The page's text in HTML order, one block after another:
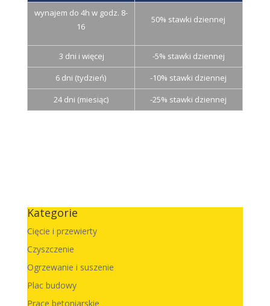
wynajem do 4h w godz. 8-
16
50% stawki dziennej
3 dni i więcej
-5% stawki dziennej
6 dni (tydzień)
-10% stawki dziennej
24 dni (miesiąc)
-25% stawki dziennej
Kategorie
Cięcie i przewierty
Czyszczenie
Ogrzewanie i suszenie
Plac budowy
Prace betoniarskie